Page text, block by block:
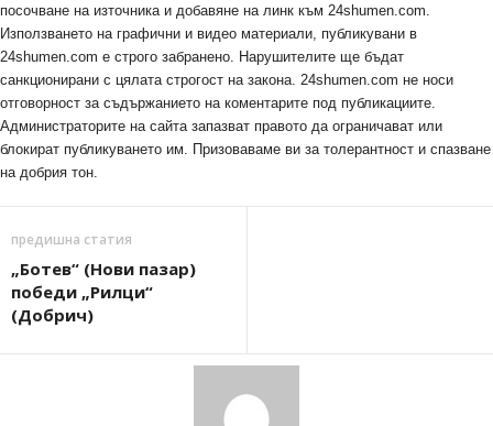
посочване на източника и добавяне на линк към 24shumen.com.
Използването на графични и видео материали, публикувани в
24shumen.com е строго забранено. Нарушителите ще бъдат
санкционирани с цялата строгост на закона. 24shumen.com не носи
отговорност за съдържанието на коментарите под публикациите.
Администраторите на сайта запазват правото да ограничават или
блокират публикуването им. Призоваваме ви за толерантност и спазване
на добрия тон.
предишна статия
„Ботев“ (Нови пазар)
победи „Рилци“
(Добрич)